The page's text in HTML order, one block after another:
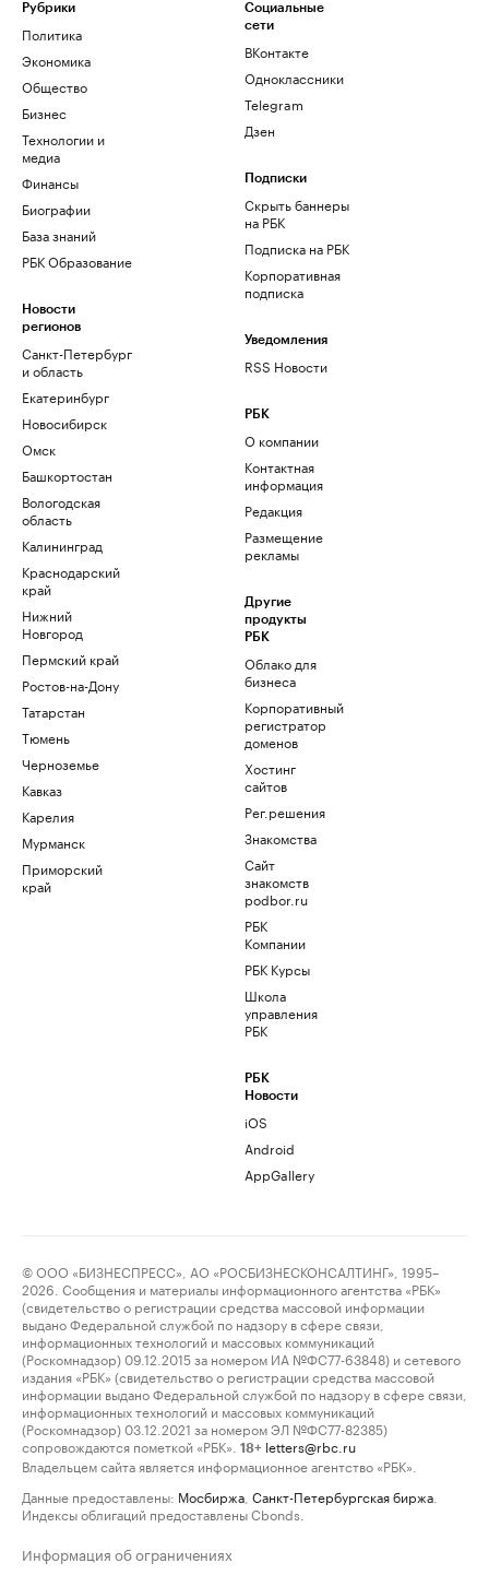
Рубрики
Политика
Экономика
Общество
Бизнес
Технологии и
медиа
Финансы
Биографии
База знаний
РБК Образование
Новости
регионов
Санкт-Петербург
и область
Екатеринбург
Новосибирск
Омск
Башкортостан
Вологодская
область
Калининград
Краснодарский
край
Нижний
Новгород
Пермский край
Ростов-на-Дону
Татарстан
Тюмень
Черноземье
Кавказ
Карелия
Мурманск
Приморский
край
Социальные
сети
ВКонтакте
Одноклассники
Telegram
Дзен
Подписки
Скрыть баннеры
на РБК
Подписка на РБК
Корпоративная
подписка
Уведомления
RSS Новости
РБК
О компании
Контактная
информация
Редакция
Размещение
рекламы
Другие
продукты
РБК
Облако для
бизнеса
Корпоративный
регистратор
доменов
Хостинг
сайтов
Рег.решения
Знакомства
Сайт
знакомств
podbor.ru
РБК
Компании
РБК Курсы
Школа
управления
РБК
РБК
Новости
iOS
Android
AppGallery
© ООО «БИЗНЕСПРЕСС», АО «РОСБИЗНЕСКОНСАЛТИНГ», 1995–
2026. Сообщения и материалы информационного агентства «РБК»
(свидетельство о регистрации средства массовой информации
выдано Федеральной службой по надзору в сфере связи,
информационных технологий и массовых коммуникаций
(Роскомнадзор) 09.12.2015 за номером ИА №ФС77-63848) и сетевого
издания «РБК» (свидетельство о регистрации средства массовой
информации выдано Федеральной службой по надзору в сфере связи,
информационных технологий и массовых коммуникаций
(Роскомнадзор) 03.12.2021 за номером ЭЛ №ФС77-82385)
сопровождаются пометкой «РБК».
18+ letters@rbc.ru
Владельцем сайта является информационное агентство «РБК».
Данные предоставлены: Мосбиржа Санкт-Петербургская биржа
Индексы облигаций предоставлены Cbonds.
Информация об ограничениях